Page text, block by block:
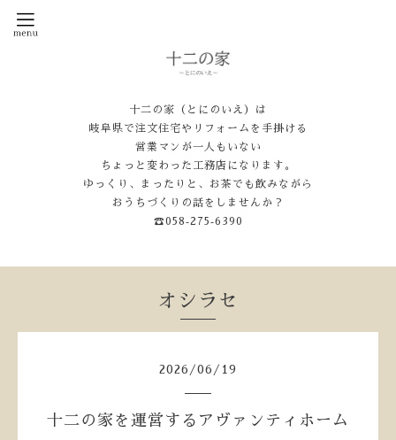
十二の家（とにのいえ）は
岐阜県で注文住宅やリフォームを手掛ける
営業マンが一人もいない
ちょっと変わった工務店になります。
ゆっくり、まったりと、お茶でも飲みながら
おうちづくりの話をしませんか？
☎058‐275‐6390
オシラセ
2026 /06 / 19
十二の家を運営するアヴァンティホーム